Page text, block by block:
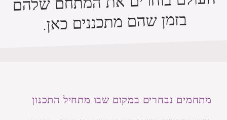
בזמן שהם מתכננים כאן.
מתחמים נבחרים במקום שבו מתחיל התכנון